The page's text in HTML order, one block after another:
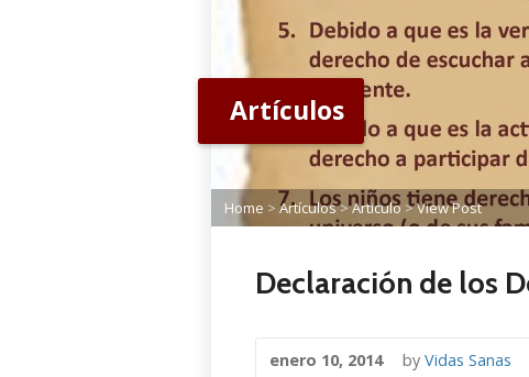
Artículos
Home > Artículos>Articulo >View Post
Declaración de los
enero 10, 2014 by Vidas Sanas